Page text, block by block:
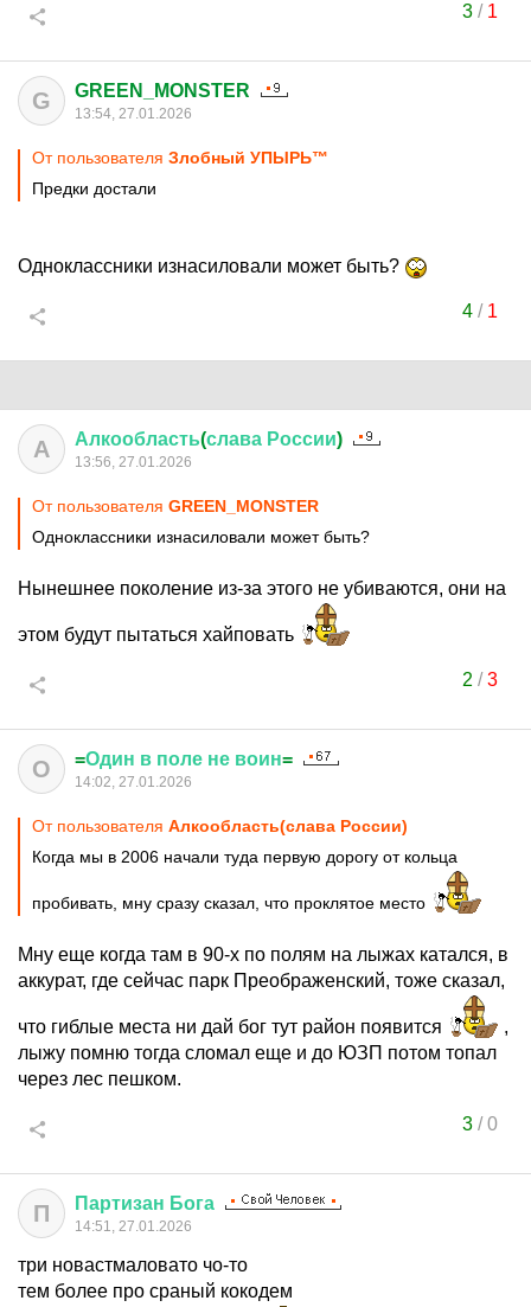
3/ 1
G GREEN_MONSTER
13:54, 27.01.2026
От пользователя Злобный УПЫРЬ™
Предки достали
Одноклассники изнасиловали может быть?
4/ 1
А Алкообласть(слава России)
13:56, 27.01.2026
От пользователя GREEN_MONSTER
Одноклассники изнасиловали может быть?
Нынешнее поколение из-за этого не убиваются, они на
этом будут пытаться хайповать
2 /3
О =Один в поле не воин=
14:02, 27.01.2026
От пользователя Алкообласть(слава России)
Когда мы в 2006 начали туда первую дорогу от кольца
пробивать, мну сразу сказал, что проклятое место
Мну еще когда там в 90-х по полям на лыжах катался, в
аккурат, где сейчас парк Преображенский, тоже сказал,
что гиблые места ни дай бог тут район появится
,
лыжу помню тогда сломал еще и до ЮЗП потом топал
через лес пешком.
3/0
П Партизан Бога
14:51, 27.01.2026
три новастмаловато чо-то
тем более про сраный кокодем